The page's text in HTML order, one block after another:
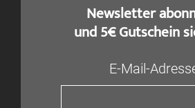
Newsletter
und 5€ Gutschein
E-Mail-